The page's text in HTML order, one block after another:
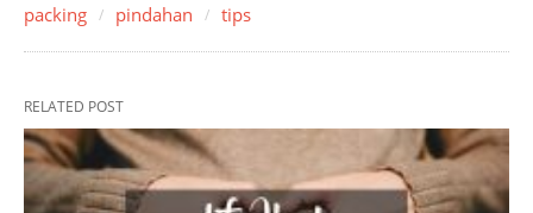
packing pindahan tips
RELATED POST